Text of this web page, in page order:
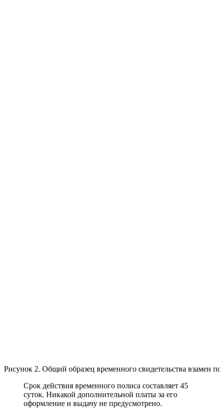
Рисунок 2. Общий образец временного свидетельства взамен
Срок действия временного полиса составляет 45
суток. Никакой дополнительной платы за его
оформление и выдачу не предусмотрено.